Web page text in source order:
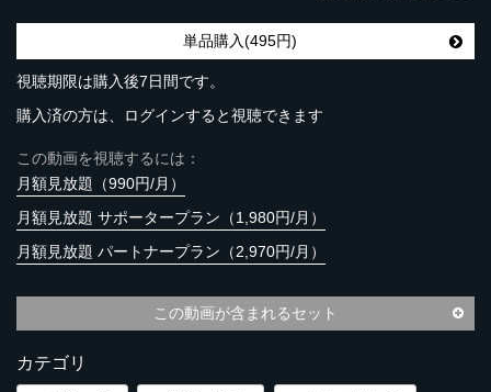
単品購入(495円)
視聴期限は購入後7日間です。
購入済の方は、ログインすると視聴できます
この動画を視聴するには：
月額見放題（990円/月）
月額見放題 サポータープラン（1,980円/月）
月額見放題 パートナープラン（2,970円/月）
この動画が含まれるセット
カテゴリ